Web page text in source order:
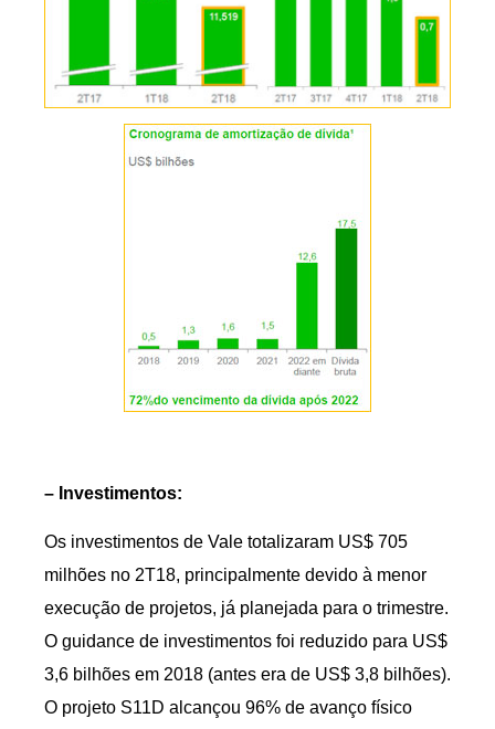
– Investimentos:
Os investimentos de Vale totalizaram US$ 705
milhões no 2T18, principalmente devido à menor
execução de projetos, já planejada para o trimestre.
O guidance de investimentos foi reduzido para US$
3,6 bilhões em 2018 (antes era de US$ 3,8 bilhões).
O projeto S11D alcançou 96% de avanço físico